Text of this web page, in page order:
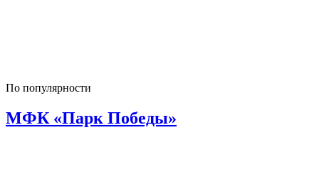
По популярности
МФК «Парк Победы»